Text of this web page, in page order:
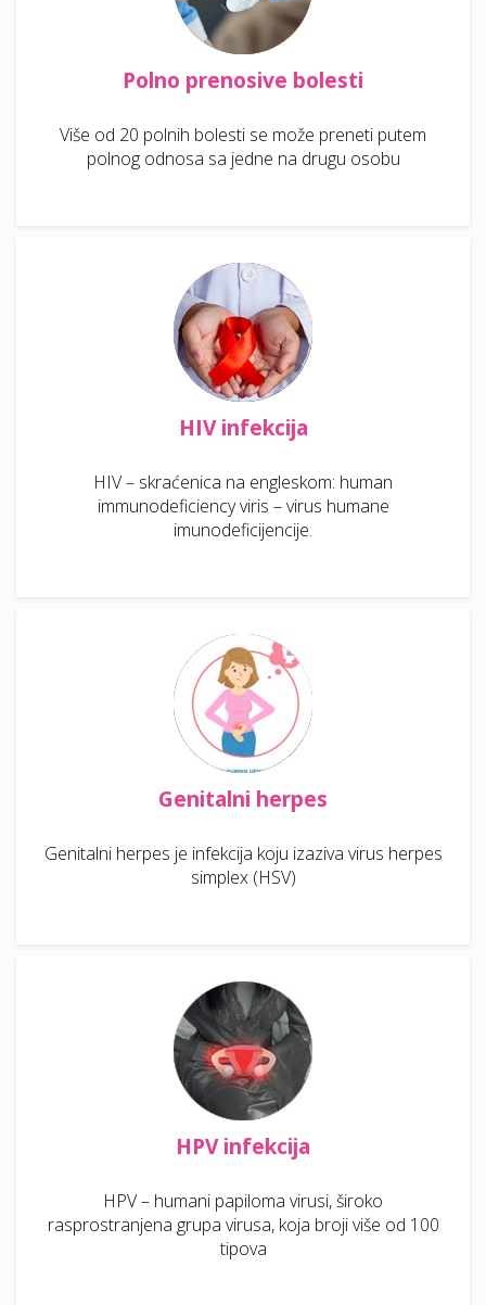
Polno prenosive bolesti
Više od 20 polnih bolesti se može preneti putem
polnog odnosa sa jedne na drugu osobu
HIV infekcija
HIV – skraćenica na engleskom: human
immunodeficiency viris – virus humane
imunodeficijencije.
Genitalni herpes
Genitalni herpes je infekcija koju izaziva virus herpes
simplex (HSV)
HPV infekcija
HPV – humani papiloma virusi, široko
rasprostranjena grupa virusa, koja broji više od 100
tipova